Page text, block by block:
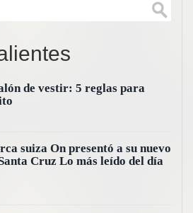
de vestir: 5 reglas para
suiza On presentó a su nuevo
Cruz Lo más leído del día